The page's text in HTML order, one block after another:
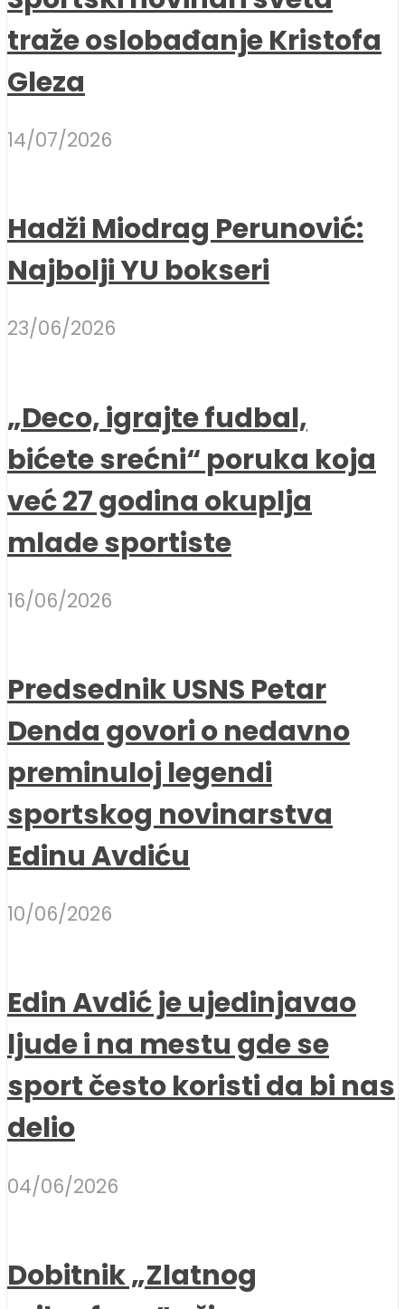
traže oslobađanje Kristofa
Gleza
14/07/2026
Hadži Miodrag Perunović:
Najbolji YU bokseri
23/06/2026
„Deco, igrajte fudbal,
bićete srećni“ poruka koja
već 27 godina okuplja
mlade sportiste
16/06/2026
Predsednik USNS Petar
Denda govori o nedavno
preminuloj legendi
sportskog novinarstva
Edinu Avdiću
10/06/2026
Edin Avdić je ujedinjavao
ljude i na mestu gde se
sport često koristi da bi nas
delio
04/06/2026
Dobitnik „Zlatnog